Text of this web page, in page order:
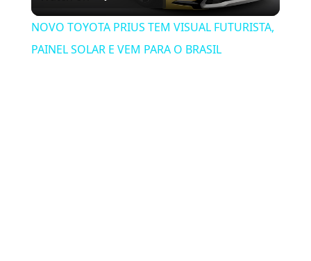
NOVO TOYOTA PRIUS TEM VISUAL FUTURISTA,
PAINEL SOLAR E VEM PARA O BRASIL